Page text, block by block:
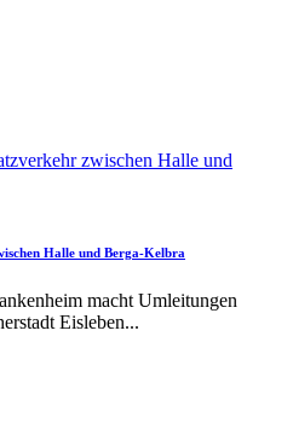
Halle und Berga-Kelbra
macht Umleitungen
Eisleben...